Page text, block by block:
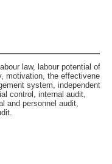
law, labour potential of
motivation, the effectiveness
system, independent
control, internal audit,
and personnel audit,